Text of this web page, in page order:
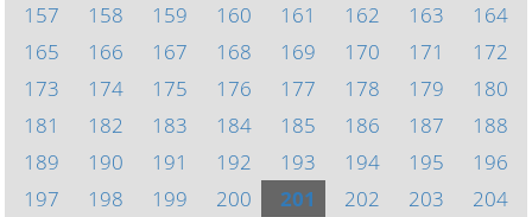
157
158 159 160 161 162 163
164
165
166 167 168 169 170 171
172
173
174 175 176 177 178 179
180
181
182 183 184 185 186 187
188
189
190 191 192 193 194 195
196
197
198 199 200 201 202 203
204